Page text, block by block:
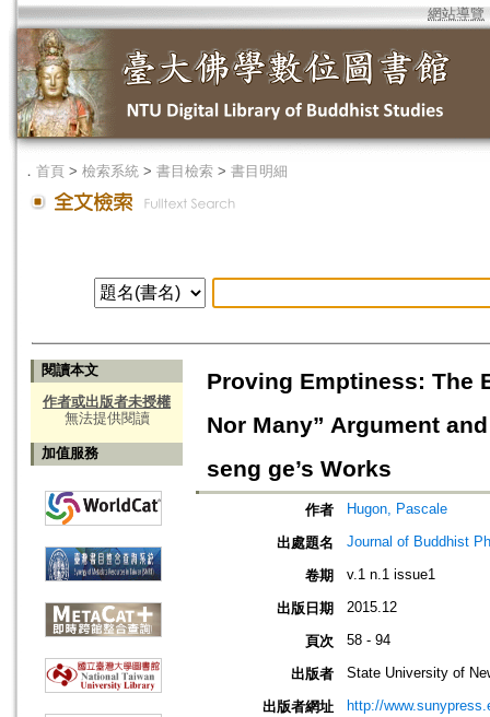
網站導覽
． 首頁 > 檢索系統 > 書目檢索 > 書目明細
閱讀本文
作者或出版者未授權
無法提供閱讀
加值服務
Proving Emptiness: The
Nor Many” Argument
seng ge’s Works
作者 Hugon, Pascale
出處題名 Journal of Buddhist
卷期 v.1 n.1 issue1
出版日期 2015.12
頁次 58 - 94
出版者 State University of
出版者網址 http://